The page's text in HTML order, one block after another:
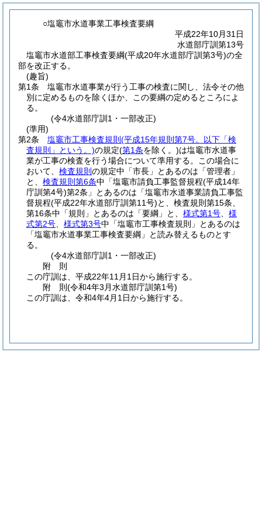
○塩竈市水道事業工事検査要綱
平成22年10月31日
水道部庁訓第13号
塩竈市水道部工事検査要綱(平成20年水道部庁訓第3号)の全
部を改正する。
(趣旨)
第1条
塩竈市水道事業が行う工事の検査に関し、法令その他
別に定めるものを除くほか、この要綱の定めるところによ
る。
(令4水道部庁訓1・一部改正)
(準用)
第2条
塩竈市工事検査規則 (平成15年規則第7号。以下「検
査規則」という。)の規定(第1条を除く。)は塩竈市水道事
業が工事の検査を行う場合について準用する。
この場合に
おいて、 検査規則 の規定中「市長」とあるのは「管理者」
と、 検査規則第6条中「塩竈市請負工事監督規程(平成14年
庁訓第4号)第2条」とあるのは「塩竈市水道事業請負工事監
督規程(平成22年水道部庁訓第11号)と、検査規則第15条、
第16条中「規則」とあるのは「要綱」と、 様式第1号
様
式第2号
様式第3号中「塩竈市工事検査規則」とあるのは
「塩竈市水道事業工事検査要綱」と読み替えるものとす
る。
(令4水道部庁訓1・一部改正)
附 則
この庁訓は、平成22年11月1日から施行する。
附 則(令和4年3月水道部庁訓第1号)
この庁訓は、令和4年4月1日から施行する。